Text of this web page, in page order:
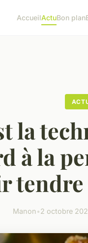
AccueilActuBon plan
la
à la
tendre
Manon•2 octobre